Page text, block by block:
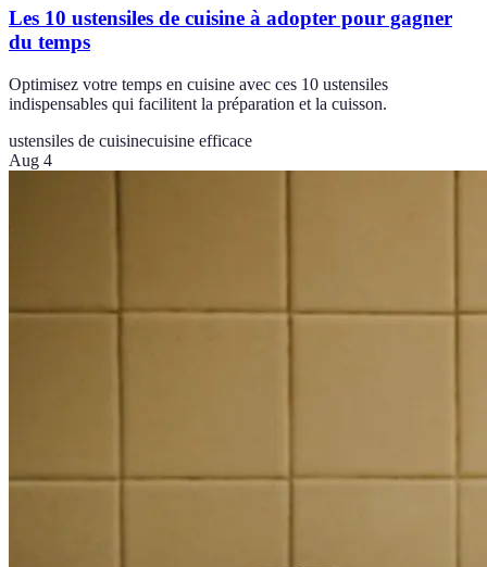
Les 10 ustensiles de cuisine à adopter pour gagner
du temps
Optimisez votre temps en cuisine avec ces 10 ustensiles
indispensables qui facilitent la préparation et la cuisson.
ustensiles de cuisinecuisine efficace
Aug 4